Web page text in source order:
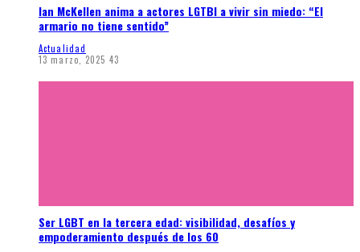
Ian McKellen anima a actores LGTBI a vivir sin miedo: “El
armario no tiene sentido”
Actualidad
13 marzo, 2025 43
Ser LGBT en la tercera edad: visibilidad, desafíos y
empoderamiento después de los 60